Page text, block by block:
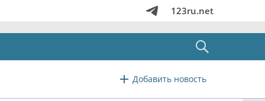
123ru.net
Добавить новость